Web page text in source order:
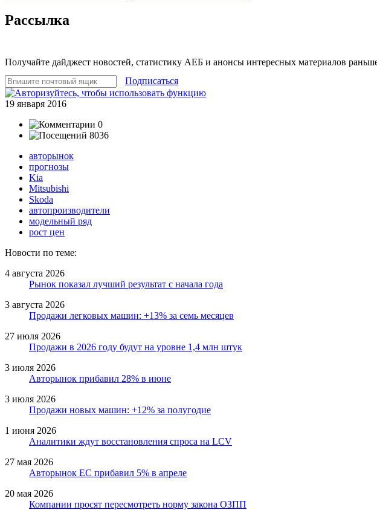
Рассылка
Получайте дайджест новостей, статистику АЕБ и анонсы интересных материалов
Подписаться
19 января 2016
0
8036
авторынок
прогнозы
Kia
Mitsubishi
Skoda
автопроизводители
модельный ряд
рост цен
Новости по теме:
4 августа 2026
Рынок показал лучший результат с начала года
3 августа 2026
Продажи легковых машин: +13% за семь месяцев
27 июля 2026
Продажи в 2026 году будут на уровне 1,4 млн штук
3 июля 2026
Авторынок прибавил 28% в июне
3 июля 2026
Продажи новых машин: +12% за полугодие
1 июня 2026
Аналитики ждут восстановления спроса на LCV
27 мая 2026
Авторынок ЕС прибавил 5% в апреле
20 мая 2026
Компании просят пересмотреть норму закона ОЗПП